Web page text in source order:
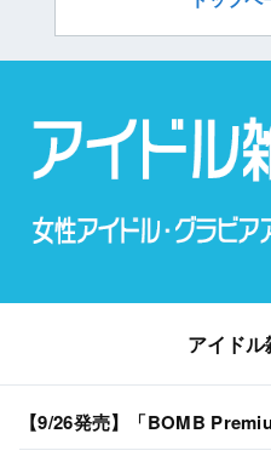
アイド
【9/26発売】「BOMB